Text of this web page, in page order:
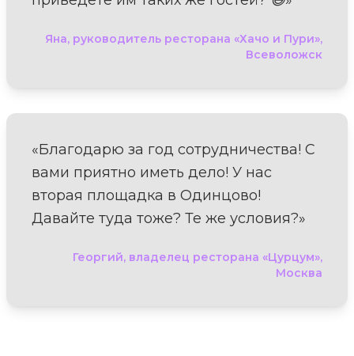
Яна, руководитель ресторана «Хачо и Пури»,
Всеволожск
«Благодарю за год сотрудничества! С
вами приятно иметь дело! У нас
вторая площадка в Одинцово!
Давайте туда тоже? Те же условия?»
Георгий, владелец ресторана «Цурцум»,
Москва